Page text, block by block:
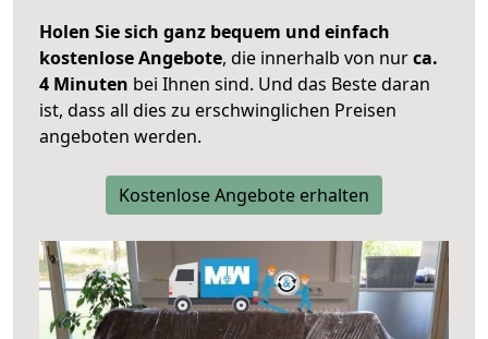
Holen Sie sich ganz bequem und einfach
kostenlose Angebote, die innerhalb von nurca.
4 Minuten bei Ihnen sind. Und das Beste daran
ist, dass all dies zu erschwinglichen Preisen
angeboten werden.
Kostenlose Angebote erhalten